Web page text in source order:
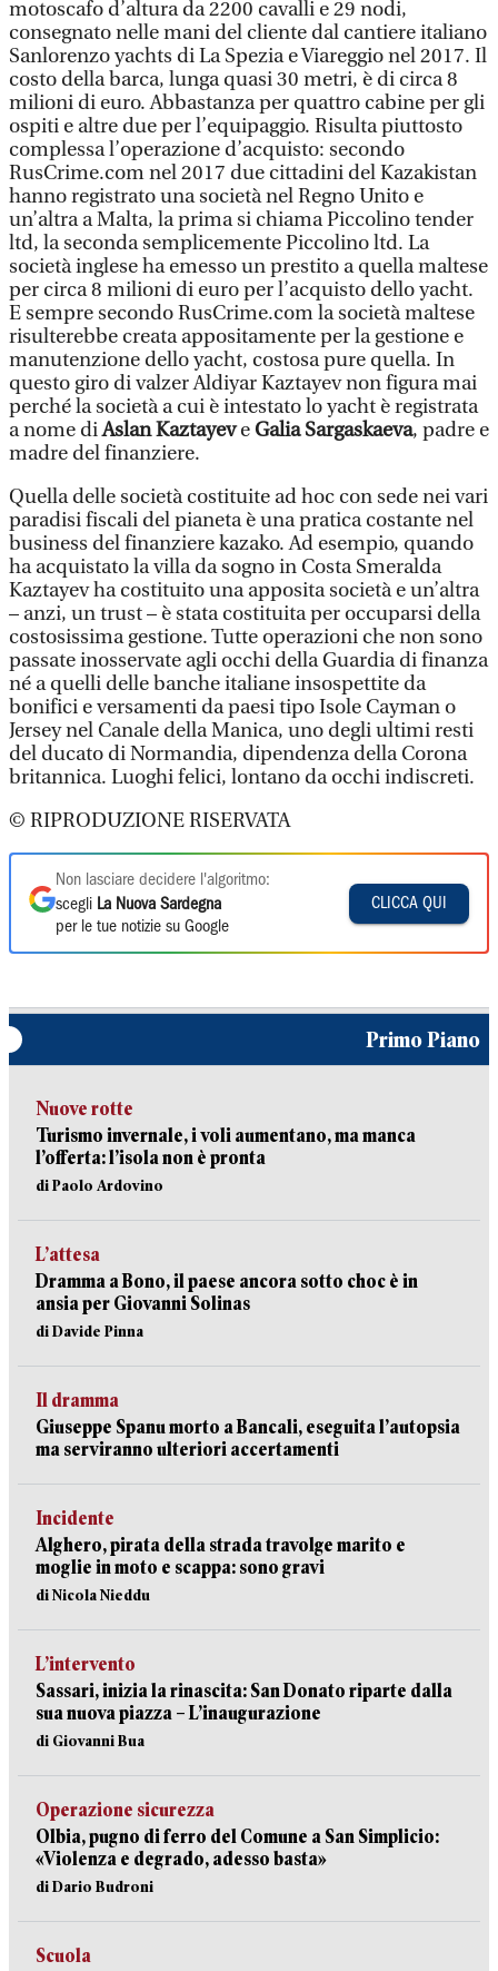
motoscafo d’altura da 2200 cavalli e 29 nodi,
consegnato nelle mani del cliente dal cantiere italiano
Sanlorenzo yachts di La Spezia e Viareggio nel 2017. Il
costo della barca, lunga quasi 30 metri, è di circa 8
milioni di euro. Abbastanza per quattro cabine per gli
ospiti e altre due per l’equipaggio. Risulta piuttosto
complessa l’operazione d’acquisto: secondo
RusCrime.com nel 2017 due cittadini del Kazakistan
hanno registrato una società nel Regno Unito e
un’altra a Malta, la prima si chiama Piccolino tender
ltd, la seconda semplicemente Piccolino ltd. La
società inglese ha emesso un prestito a quella maltese
per circa 8 milioni di euro per l’acquisto dello yacht.
E sempre secondo RusCrime.com la società maltese
risulterebbe creata appositamente per la gestione e
manutenzione dello yacht, costosa pure quella. In
questo giro di valzer Aldiyar Kaztayev non figura mai
perché la società a cui è intestato lo yacht è registrata
a nome diAslan KaztayeveGalia Sargaskaeva, padre e
madre del finanziere.
Quella delle società costituite ad hoc con sede nei vari
paradisi fiscali del pianeta è una pratica costante nel
business del finanziere kazako. Ad esempio, quando
ha acquistato la villa da sogno in Costa Smeralda
Kaztayev ha costituito una apposita società e un’altra
– anzi, un trust – è stata costituita per occuparsi della
costosissima gestione. Tutte operazioni che non sono
passate inosservate agli occhi della Guardia di finanza
né a quelli delle banche italiane insospettite da
bonifici e versamenti da paesi tipo Isole Cayman o
Jersey nel Canale della Manica, uno degli ultimi resti
del ducato di Normandia, dipendenza della Corona
britannica. Luoghi felici, lontano da occhi indiscreti.
© RIPRODUZIONE RISERVATA
Non lasciare decidere l'algoritmo:
scegli La Nuova Sardegna
per le tue notizie su Google
CLICCA QUI
Primo Piano
Nuove rotte
Turismo invernale, i voli aumentano, ma manca
l’offerta: l’isola non è pronta
di Paolo Ardovino
L’attesa
Dramma a Bono, il paese ancora sotto choc è in
ansia per Giovanni Solinas
di Davide Pinna
Il dramma
Giuseppe Spanu morto a Bancali, eseguita l’autopsia
ma serviranno ulteriori accertamenti
Incidente
Alghero, pirata della strada travolge marito e
moglie in moto e scappa: sono gravi
di Nicola Nieddu
L’intervento
Sassari, inizia la rinascita: San Donato riparte dalla
sua nuova piazza – L’inaugurazione
di Giovanni Bua
Operazione sicurezza
Olbia, pugno di ferro del Comune a San Simplicio:
«Violenza e degrado, adesso basta»
di Dario Budroni
Scuola